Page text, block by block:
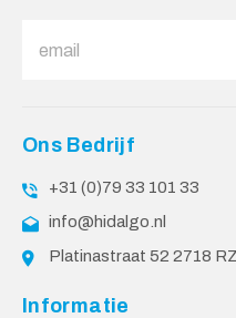
Ons Bedrijf
+31 (0)79 33 101 33
info@hidalgo.nl
Platinastraat 52 2718
Informatie